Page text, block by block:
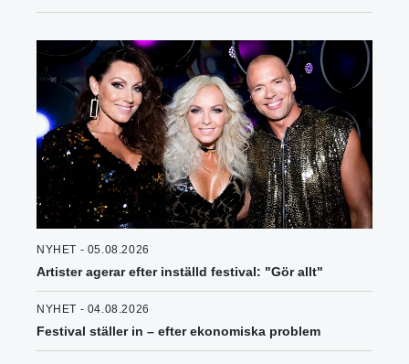
NYHET - 05.08.2026
Artister agerar efter inställd festival: "Gör allt"
NYHET - 04.08.2026
Festival ställer in – efter ekonomiska problem